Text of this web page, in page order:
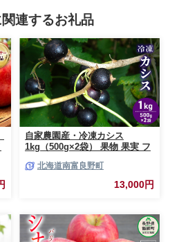
連するお礼品
自家農園産・冷凍カシス
1kg（500g×2袋） 果物 果実 フ
北海道南富良野町
13,000円